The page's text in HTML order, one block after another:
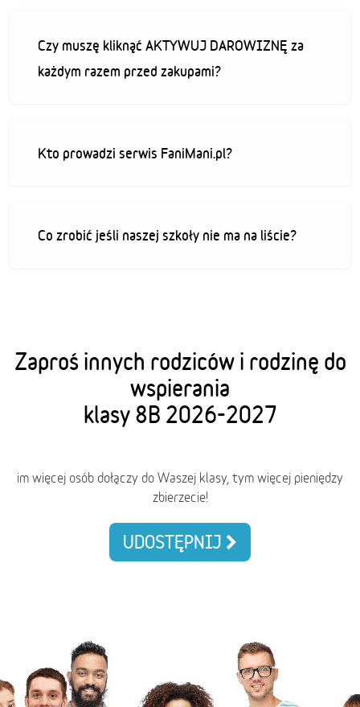
Czy muszę kliknąć AKTYWUJ DAROWIZNĘ za
każdym razem przed zakupami?
Kto prowadzi serwis FaniMani.pl?
Co zrobić jeśli naszej szkoły nie ma na liście?
Zaproś innych rodziców i rodzinę do
wspierania
klasy 8B 2026-2027
im więcej osób dołączy do Waszej klasy, tym więcej pieniędzy
zbierzecie!
UDOSTĘPNIJ